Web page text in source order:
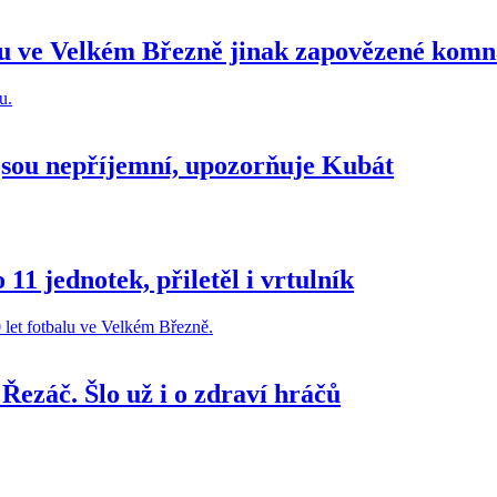
Velkém Březně jinak zapovězené
nepříjemní, upozorňuje Kubát
11 jednotek, přiletěl i vrtulník
Šlo už i o zdraví hráčů